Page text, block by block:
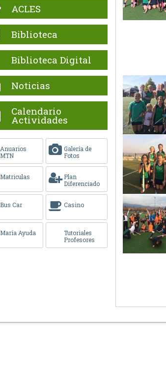
ACLES
Biblioteca
Biblioteca Digital
Noticias
Calendario
Actividades
Anuarios
MTN
Galería de
Fotos
Matriculas
Plan
Diferenciado
Bus Car Casino
María Ayuda
Tutoriales
Profesores